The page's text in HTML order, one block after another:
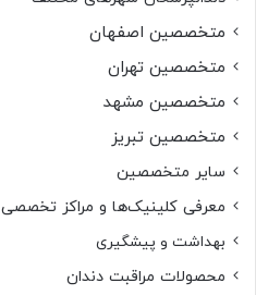
متخصصین اصفهان
متخصصین تهران
متخصصین مشهد
متخصصین تبریز
سایر متخصصین
معرفی کلینیک‌ها و مراکز تخصصی
بهداشت و پیشگیری
محصولات مراقبت دندان